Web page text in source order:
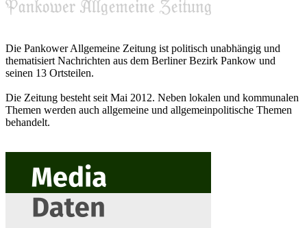
Die Pankower Allgemeine Zeitung ist politisch unabhängig und
thematisiert Nachrichten aus dem Berliner Bezirk Pankow und
seinen 13 Ortsteilen.
Die Zeitung besteht seit Mai 2012. Neben lokalen und kommunalen
Themen werden auch allgemeine und allgemeinpolitische Themen
behandelt.